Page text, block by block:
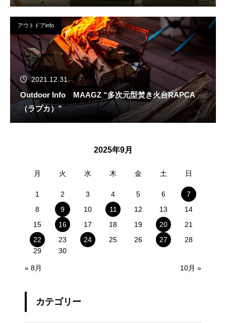
アウトドアinfo
2021.12.31
Outdoor Info MAAGZ “多次元型焚き火台RAPCA
（ラプカ）”
2025年9月
月 火 水 木 金 土 日
1 2 3 4 5 6
7
8
9 10 11 12 13
14
15
16 17 18 19 20
21
22
23 24 25 26 27
28
29
30
« 8月 10月 »
カテゴリー